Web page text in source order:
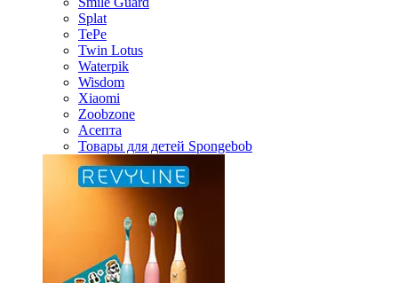
Splat
TePe
Twin Lotus
Waterpik
Wisdom
Xiaomi
Zoobzone
Асепта
Товары для детей Spongebob